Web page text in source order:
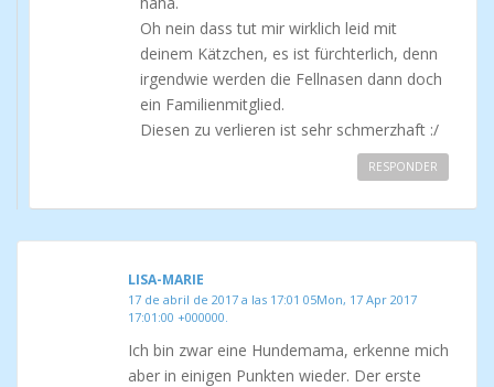
Oh nein dass tut mir wirklich leid mit
deinem Kätzchen, es ist fürchterlich, denn
irgendwie werden die Fellnasen dann doch
ein Familienmitglied.
Diesen zu verlieren ist sehr schmerzhaft :/
RESPONDER
LISA-MARIE
17 de abril de 2017 a las 17:01 05Mon, 17 Apr 2017
17:01:00 +000000.
Ich bin zwar eine Hundemama, erkenne mich
aber in einigen Punkten wieder. Der erste